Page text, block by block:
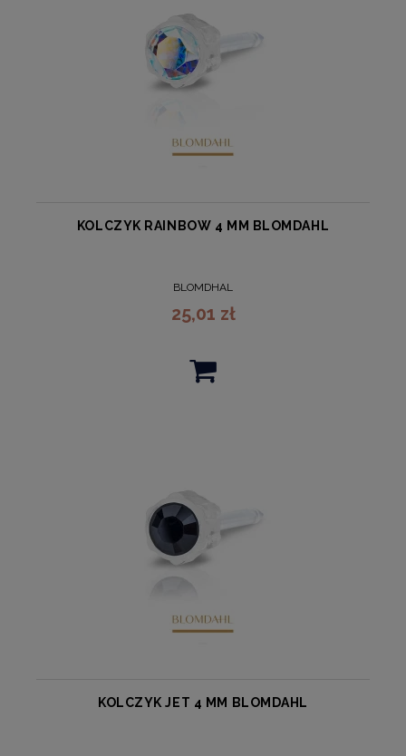
KOLCZYK RAINBOW 4 MM BLOMDAHL
BLOMDHAL
25,01 zł
KOLCZYK JET 4 MM BLOMDAHL